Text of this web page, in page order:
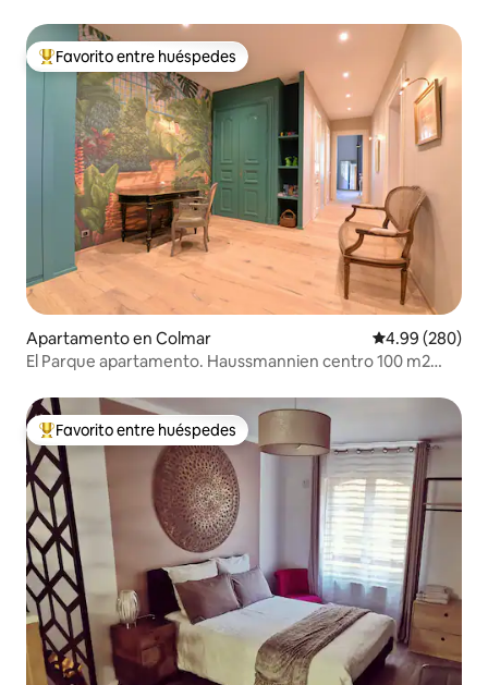
Favorito entre huéspedes preferido
Favorito entre huéspedes
Apartamento en Colmar Calificación
4.99 (280)
El Parque apartamento. Haussmannien centro 100 m2
Favorito entre huéspedes preferido
Favorito entre huéspedes